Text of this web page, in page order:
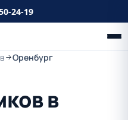
24-19
Оренбург
в